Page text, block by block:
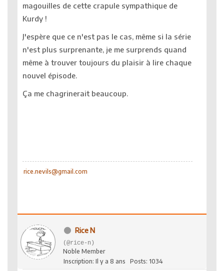
magouilles de cette crapule sympathique de
Kurdy !
J'espère que ce n'est pas le cas, même si la série
n'est plus surprenante, je me surprends quand
même à trouver toujours du plaisir à lire chaque
nouvel épisode.
Ça me chagrinerait beaucoup.
rice.nevils@gmail.com
Rice N
(@rice-n)
Noble Member
Inscription: Il y a 8 ans
Posts: 1034